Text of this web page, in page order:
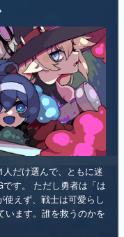
人だけ選んで、ともに迷
す。 ただし勇者は「は
使えず、戦士は可愛らし